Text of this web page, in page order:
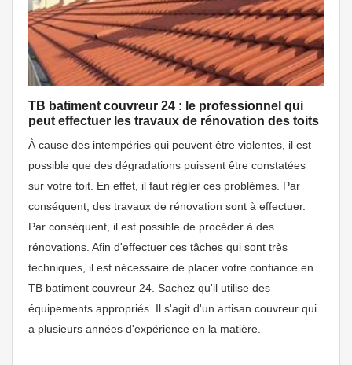
TB batiment couvreur 24 : le professionnel qui
peut effectuer les travaux de rénovation des toits
À cause des intempéries qui peuvent être violentes, il est
possible que des dégradations puissent être constatées
sur votre toit. En effet, il faut régler ces problèmes. Par
conséquent, des travaux de rénovation sont à effectuer.
Par conséquent, il est possible de procéder à des
rénovations. Afin d'effectuer ces tâches qui sont très
techniques, il est nécessaire de placer votre confiance en
TB batiment couvreur 24. Sachez qu'il utilise des
équipements appropriés. Il s'agit d'un artisan couvreur qui
a plusieurs années d'expérience en la matière.